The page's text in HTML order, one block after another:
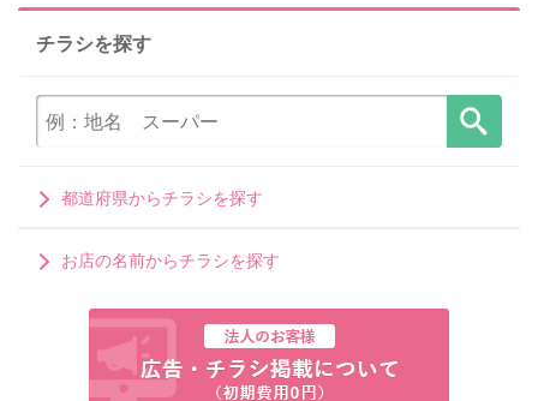
チラシを探す
都道府県からチラシを探す
お店の名前からチラシを探す